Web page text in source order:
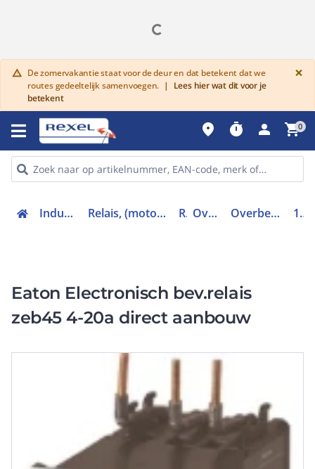
warning De zomervakantie staat voor de deur en dat betekent dat we
routes gedeeltelijk samenvoegen. |
Lees hier wat dit voor je
betekent
×
place timer person shopping_cart0
Industriele componenten Relais, (motor)beveiliging en magneetschakelaars Relais Overbelastingrelais Overbelastingsrelais elektronisch 136502
Eaton Electronisch bev.relais
zeb45 4-20a direct aanbouw